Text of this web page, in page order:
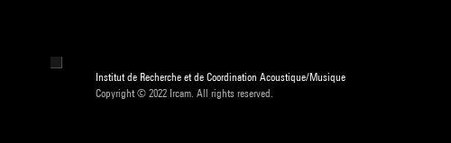
Institut de Recherche et de Coordination Acoustique/Musique
Copyright © 2022 Ircam. All rights reserved.